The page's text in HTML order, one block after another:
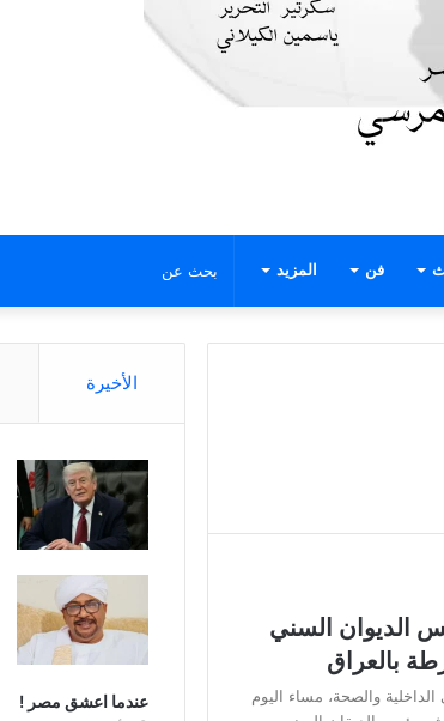
فن المزيد
الديوان السني
بالعراق
والصحة، مساء اليوم
الأخيرة
عندما اعشق مصر !